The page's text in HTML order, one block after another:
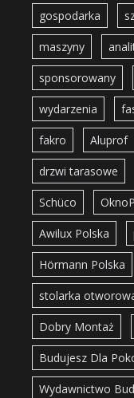
gospodarka
maszyny
sponsorowany
wydarzenia
fakro Aluprof
drzwi tarasowe
Schüco
Awilux Polska
Hörmann Polska
stolarka
Dobry Montaż
Budujesz Dla
Wydawnictwo